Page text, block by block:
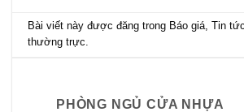
Bài viết này được đăng trong Báo giá,Tin tức
thường trực.
PHÒNG NGỦ CỬA NHỰA